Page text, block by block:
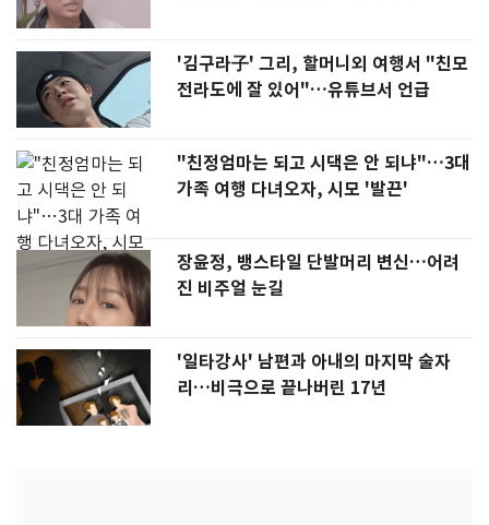
'김구라子' 그리, 할머니외 여행서 "친모
전라도에 잘 있어"…유튜브서 언급
"친정엄마는 되고 시댁은 안 되냐"…3대
가족 여행 다녀오자, 시모 '발끈'
장윤정, 뱅스타일 단발머리 변신…어려
진 비주얼 눈길
'일타강사' 남편과 아내의 마지막 술자
리…비극으로 끝나버린 17년